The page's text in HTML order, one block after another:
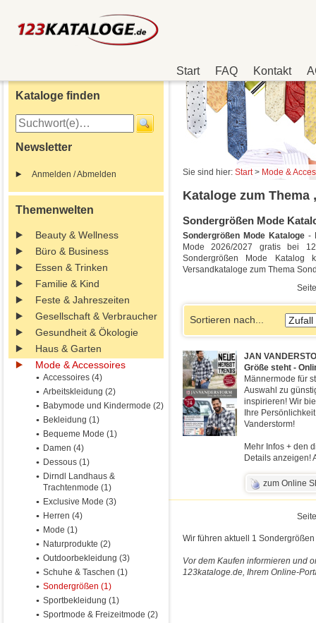
Start FAQ Kontakt
Kataloge finden
Newsletter
Anmelden / Abmelden
Themenwelten
Beauty & Wellness
Büro & Business
Essen & Trinken
Familie & Kind
Feste & Jahreszeiten
Gesellschaft & Verbraucher
Gesundheit & Ökologie
Haus & Garten
Mode & Accessoires
Accessoires (4)
Arbeitskleidung (2)
Babymode und Kindermode (2)
Bekleidung (1)
Bequeme Mode (1)
Damen (4)
Dessous (1)
Dirndl Landhaus &
Trachtenmode (1)
Exclusive Mode (3)
Herren (4)
Mode (1)
Naturprodukte (2)
Outdoorbekleidung (3)
Schuhe & Taschen (1)
Sondergrößen (1)
Sportbekleidung (1)
Sportmode & Freizeitmode (2)
Sie sind hier: Start> Mode &
Kataloge zum Thema
Sondergrößen Mode
Sondergrößen Mode Kataloge -
Mode 2026/2027 gratis bei
Sondergrößen Mode
Versandkataloge zum Thema
Sortieren nach...
JAN
Größe steht -
Männermode für
Auswahl zu
inspirieren! Wir
Ihre
Vanderstorm!
Mehr Infos + den
Details anzeigen!
zum Online
Wir führen aktuell 1
Vor dem Kaufen informieren und
123kataloge.de, Ihrem Online-